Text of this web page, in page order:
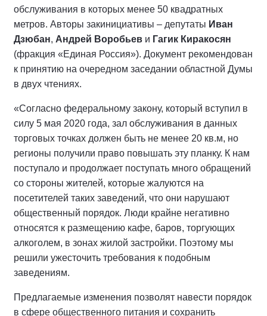
обслуживания в которых менее 50 квадратных
метров. Авторы закинициативы – депутаты Иван
Дзюбан, Андрей Воробьев и Гагик Киракосян
(фракция «Единая Россия»). Документ рекомендован
к принятию на очередном заседании областной Думы
в двух чтениях.
«Согласно федеральному закону, который вступил в
силу 5 мая 2020 года, зал обслуживания в данных
торговых точках должен быть не менее 20 кв.м, но
регионы получили право повышать эту планку. К нам
поступало и продолжает поступать много обращений
со стороны жителей, которые жалуются на
посетителей таких заведений, что они нарушают
общественный порядок. Люди крайне негативно
относятся к размещению кафе, баров, торгующих
алкоголем, в зонах жилой застройки. Поэтому мы
решили ужесточить требования к подобным
заведениям.
Предлагаемые изменения позволят навести порядок
в сфере общественного питания и сохранить